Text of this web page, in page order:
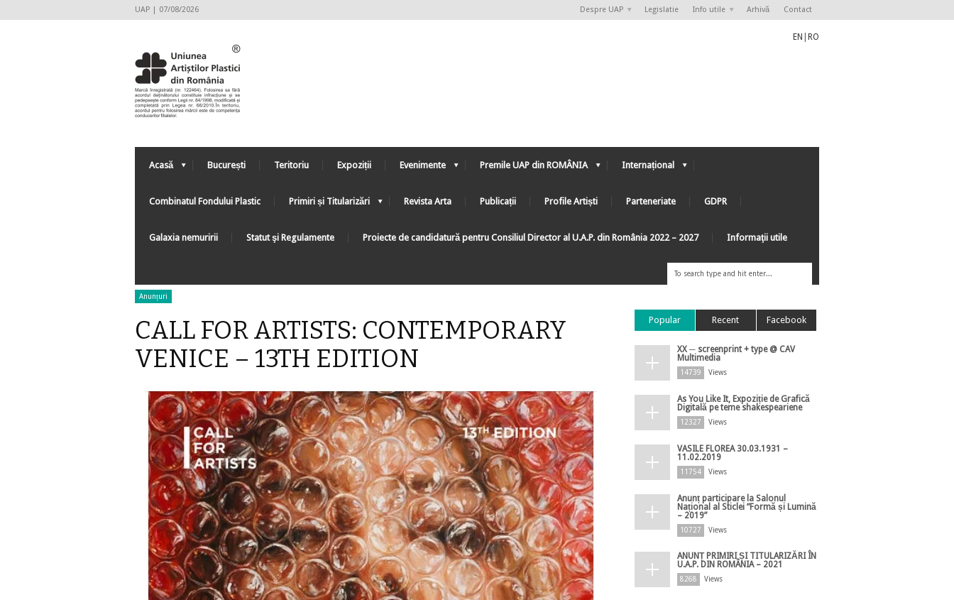
UAP | 07/08/2026 Despre UAP Legislatie Info utile Arhivă Contact
EN RO
Acasă București Teritoriu Expoziții Evenimente Premile UAP din ROMÂNIA Internațional
Combinatul Fondului Plastic Primiri și Titularizări Revista Arta Publicații Profile Artiști Parteneriate GDPR
Galaxia nemuririi Statut şi Regulamente Proiecte de candidatură pentru Consiliul Director al U.A.P. din România 2022 – 2027 Informaţii utile
Anunțuri
CALL FOR ARTISTS: CONTEMPORARY
VENICE – 13TH EDITION
Popular Recent Facebook
XX ─ screenprint + type @ CAV
Multimedia
14739 Views
As You Like It, Expoziție de Grafică
Digitală pe teme shakespeariene
12327 Views
VASILE FLOREA 30.03.1931 –
11.02.2019
11754 Views
Anunț participare la Salonul
Național al Sticlei ”Formă și Lumină
– 2019”
10727 Views
ANUNȚ PRIMIRI ȘI TITULARIZĂRI ÎN
U.A.P. DIN ROMÂNIA – 2021
8268 Views